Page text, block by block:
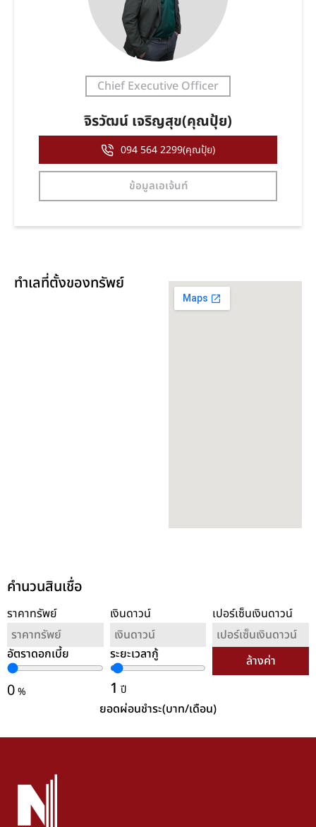
Chief Executive Officer
จิรวัฒน์ เจริญสุข(คุณปุ้ย)
094 564 2299(คุณปุ้ย)
ข้อมูลเอเจ้นท์
ทำเลที่ตั้งของทรัพย์
คำนวนสินเชื่อ
ราคาทรัพย์ เงินดาวน์ เปอร์เซ็นเงินดาวน์
อัตราดอกเบี้ย
0%
ระยะเวลากู้
1 ปี
ล้างค่า
ยอดผ่อนชำระ(บาท/เดือน)